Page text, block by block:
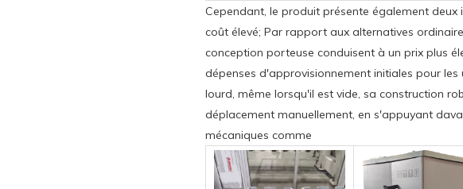
Cependant, le produit présente également deux
coût élevé; Par rapport aux alternatives
conception porteuse conduisent à un prix plus
dépenses d'approvisionnement initiales pour
lourd, même lorsqu'il est vide, sa construction
déplacement manuellement, en s'appuyant
mécaniques comme